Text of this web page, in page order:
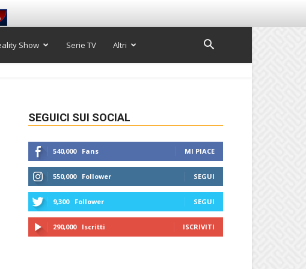
Show Serie TV Altri
SEGUICI SUI SOCIAL
540,000 Fans MI PIACE
550,000 Follower SEGUI
9,300 Follower SEGUI
290,000 Iscritti ISCRIVITI